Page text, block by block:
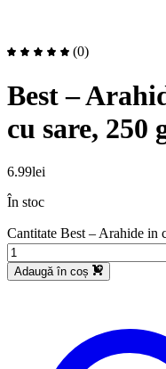
(0)
Best –
cu sare, 250
6.99lei
În stoc
Cantitate Best – Arahide in
Adaugă în coș